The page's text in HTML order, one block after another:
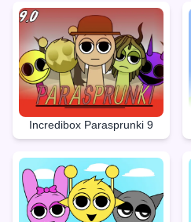
Incredibox Parasprunki 9